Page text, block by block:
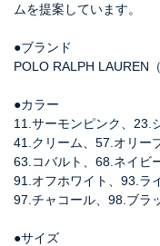
ムを提案しています。
●ブランド
POLO RALPH LAUREN
●カラー
11.サーモンピンク、23.
41.クリーム、57.オリー
63.コバルト、68.ネイビ
91.オフホワイト、93.ラ
97.チャコール、98.ブラ
●サイズ